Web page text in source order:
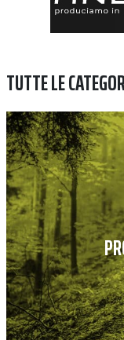
TUTTE LE